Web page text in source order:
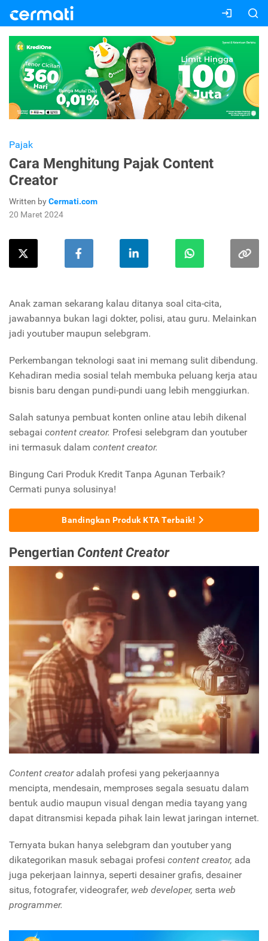
Pajak
Cara Menghitung Pajak Content
Creator
Written byCermati.com
20 Maret 2024
Anak zaman sekarang kalau ditanya soal cita-cita,
jawabannya bukan lagi dokter, polisi, atau guru. Melainkan
jadi youtuber maupun selebgram.
Perkembangan teknologi saat ini memang sulit dibendung.
Kehadiran media sosial telah membuka peluang kerja atau
bisnis baru dengan pundi-pundi uang lebih menggiurkan.
Salah satunya pembuat konten online atau lebih dikenal
sebagai content creator. Profesi selebgram dan youtuber
ini termasuk dalam content creator.
Bingung Cari Produk Kredit Tanpa Agunan Terbaik?
Cermati punya solusinya!
Bandingkan Produk KTA Terbaik!
Pengertian Content Creator
Content creator adalah profesi yang pekerjaannya
mencipta, mendesain, memproses segala sesuatu dalam
bentuk audio maupun visual dengan media tayang yang
dapat ditransmisi kepada pihak lain lewat jaringan internet.
Ternyata bukan hanya selebgram dan youtuber yang
dikategorikan masuk sebagai profesi content creator, ada
juga pekerjaan lainnya, seperti desainer grafis, desainer
situs, fotografer, videografer, web developer, serta web
programmer.